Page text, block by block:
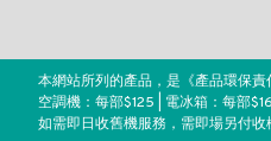
本網站所列的產品，是《產品環保
空調機：每部$125 | 電冰箱：每部
如需即日收舊機服務，需即場另付收